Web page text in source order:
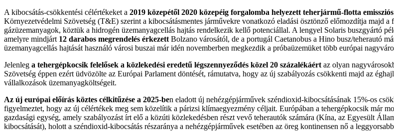
A kibocsátás-csökkentési célértékeket a 2019 közepétől 2020 közepéig forgalomba helyezett teherjármű-flotta
Környezetvédelmi Szövetség (T&E) szerint a kibocsátásmentes járművekre vonatkozó eladási ösztönző előmozdítja majd
gázüzemanyagok, köztük a hidrogén üzemanyagcellás hajtás rendelkezik kellő potenciállal. A lengyel Solaris buszgyártó
amelyre mindjárt 12 darabos megrendelés érkezett Bolzano városától, de a portugál Caetanobus a Hino busz/teherautó
üzemanyagcellás hajtását használó városi buszai már idén novemberben megkezdik a próbaüzemüket több európai
Jelenleg a tehergépkocsik felelősek a közlekedési eredetű légszennyeződés közel 20 százalékáért az olyan
Szövetség éppen ezért üdvözölte az Európai Parlament döntését, rámutatva, hogy az új szabályozás csökkenti majd az
vállalkozások üzemanyagköltségeit.
Az új európai előírás köztes célkitűzése a 2025-ben eladott új nehézgépjárművek széndioxid-kibocsátásának 15%-os
figyelmeztet, hogy az új célértékek meg sem közelítik a párizsi klímaegyezmény céljait. Európában a tehergépkocsik már
gazdasági egység, amely szabályozást írt elő a közúti közlekedésben részt vevő teherautók számára (Kína, az Egyesült
kibocsátását), holott a széndioxid-kibocsátás részaránya a nehézgépjárművek esetében az öreg kontinensen nő a